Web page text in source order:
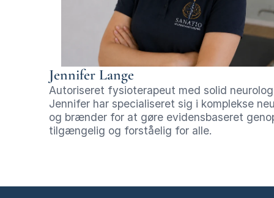
Jennifer Lange
Autoriseret fysioterapeut med solid
Jennifer har specialiseret sig i komplekse
og brænder for at gøre evidensbaseret
tilgængelig og forståelig for alle.